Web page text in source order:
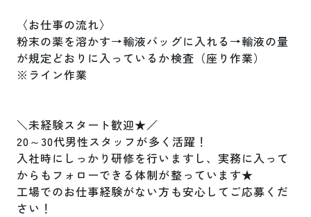
〈お仕事の流れ〉
粉末の薬を溶かす→輸液バッグに入れる→輸液の量
が規定どおりに入っているか検査（座り作業）
※ライン作業
＼未経験スタート歓迎★／
20～30代男性スタッフが多く活躍！
入社時にしっかり研修を行いますし、実務に入って
からもフォローできる体制が整っています★
工場でのお仕事経験がない方も安心してご応募くだ
さい！